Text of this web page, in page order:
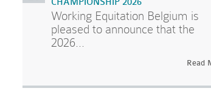
Working Equitation Belgium is
pleased to announce that the
2026...
Read